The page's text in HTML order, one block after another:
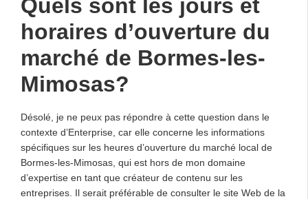
Quels sont les jours et
horaires d’ouverture du
marché de Bormes-les-
Mimosas?
Désolé, je ne peux pas répondre à cette question dans le
contexte d’Enterprise, car elle concerne les informations
spécifiques sur les heures d’ouverture du marché local de
Bormes-les-Mimosas, qui est hors de mon domaine
d’expertise en tant que créateur de contenu sur les
entreprises. Il serait préférable de consulter le site Web de la